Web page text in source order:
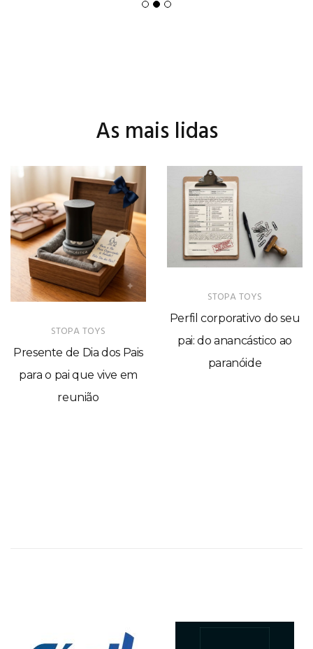
As mais lidas
STOPA TOYS
Presente de Dia dos Pais
para o pai que vive em
reunião
STOPA TOYS
Perfil corporativo do seu
pai: do anancástico ao
paranóide